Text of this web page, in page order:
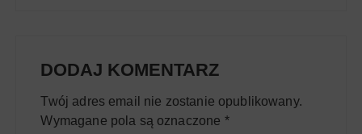
DODAJ KOMENTARZ
Twój adres email nie zostanie opublikowany.
Wymagane pola są oznaczone *